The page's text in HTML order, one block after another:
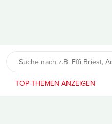
Lehrerfreund
TOP-THEMEN